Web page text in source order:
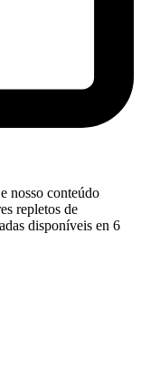
nosso conteúdo
repletos de
disponíveis en 6